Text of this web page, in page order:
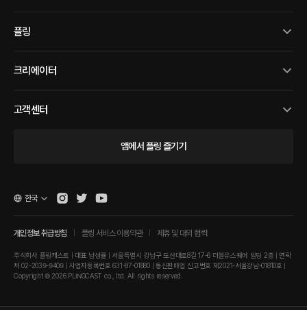
플링
크리에이터
고객센터
앱에서 플링 즐기기
개인정보 취급방침 플링 서비스 이용약관 제휴 및 대외 협력
주식회사 플링캐스트 | 대표 남성률 | 서울특별시 강남구 도산대로8길 17-6 더블유스퀘어 빌딩 2층 | 연락
처 02-2039-9409 | 사업자등록번호 631-87-01880 | 통신판매업 신고번호 제2021-서울강남-01810호 |
Copyright © 2026 PLINGCAST co., ltd. All rights reserved.
한국